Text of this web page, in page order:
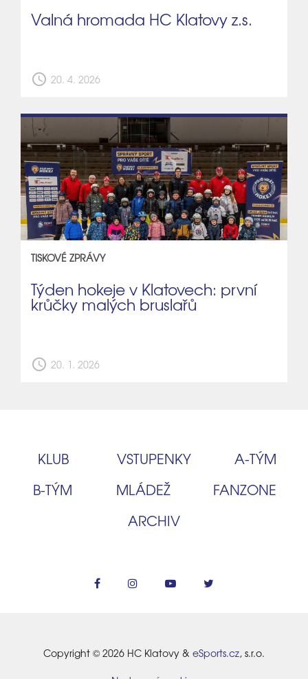
Valná hromada HC Klatovy z.s.
schedule 20. 4. 2026
TISKOVÉ ZPRÁVY
Týden hokeje v Klatovech: první
krůčky malých bruslařů
schedule 20. 1. 2026
KLUB VSTUPENKY
A‑TÝM
B‑TÝM
MLÁDEŽ
FANZONE
ARCHIV
Copyright © 2026 HC Klatovy & eSports.cz, s.r.o.